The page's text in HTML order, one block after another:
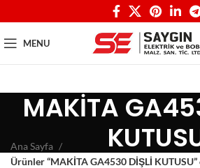
MENU
MAKİTA
Ana Sayfa
Ürünler “MAKİTA GA4530 DİŞLİ